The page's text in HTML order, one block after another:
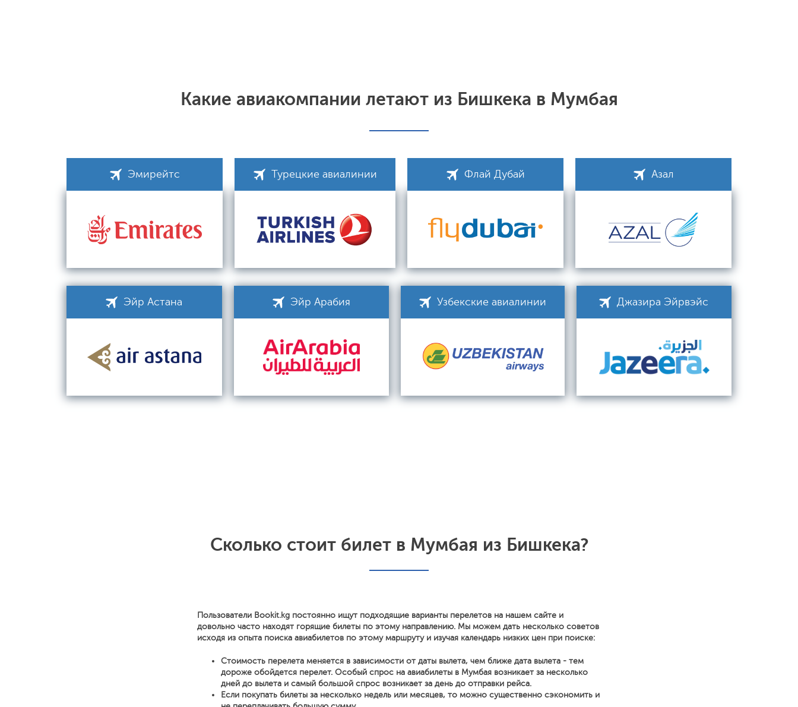
Какие авиакомпании летают из Бишкека в Мумбая
Эмирейтс Турецкие авиалинии Флай Дубай Азал
Эйр Астана Эйр Арабия Узбекские авиалинии Джазира Эйрвэйс
Сколько стоит билет в Мумбая из Бишкека?
Пользователи Bookit.kg постоянно ищут подходящие варианты перелетов на нашем сайте и
довольно часто находят горящие билеты по этому направлению. Мы можем дать несколько советов
исходя из опыта поиска авиабилетов по этому маршруту и изучая календарь низких цен при поиске:
Стоимость перелета меняется в зависимости от даты вылета, чем ближе дата вылета - тем
дороже обойдется перелет. Особый спрос на авиабилеты в Мумбая возникает за несколько
дней до вылета и самый большой спрос возникает за день до отправки рейса.
Если покупать билеты за несколько недель или месяцев, то можно существенно сэкономить и